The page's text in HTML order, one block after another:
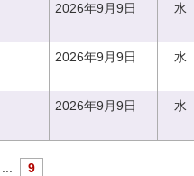
2026年9月9日 水
2026年9月9日 水
2026年9月9日 水
9